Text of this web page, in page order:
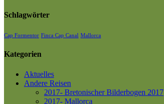
Schlagwörter
Cap Formentor Finca Cap Canal Mallorca
Kategorien
Aktuelles
Andere Reisen
2017- Bretonischer Bilderbogen 2017
2017- Mallorca